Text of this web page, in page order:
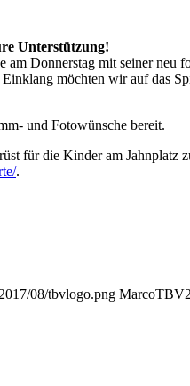
Unterstützung!
Donnerstag mit seiner neu
möchten wir auf das
und Fotowünsche bereit.
für die Kinder am Jahnplatz
.
08/tbvlogo.png MarcoTBV